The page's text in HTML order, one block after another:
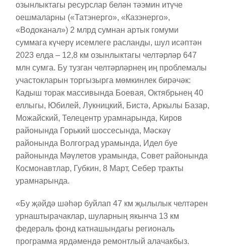
озынлыктагы ресурслар белән тәэмин итүче
оешмаларны («Татэнерго», «Казэнерго»,
«Водоканал») 2 млрд сумнан артык гомуми
суммага күчерү исемлеге расланды, шул исәптән
2023 елда – 12,8 км озынлыктагы челтәрләр 647
млн сумга. Бу тузган челтәрләрнең иң проблемалы
участокларын торгызырга мөмкинлек бирәчәк:
Кадыш торак массивында Боевая, Октябрьнең 40
еллыгы, Юбилей, Лукницкий, Бистә, Аркылы Базар,
Можайский, Телецентр урамнарында, Киров
районында Горький шоссесында, Мәскәү
районында Волгоград урамында, Идел буе
районында Мәүлетов урамында, Совет районында
Космонавтлар, Губкин, 8 Март, Себер тракты
урамнарында.
«Бу җәйдә шәһәр буйлап 47 км җылылык челтәрен
урнаштырачаклар, шуларның якынча 13 км
федераль фонд катнашындагы региональ
программа ярдәмендә ремонтлый алачакбыз.